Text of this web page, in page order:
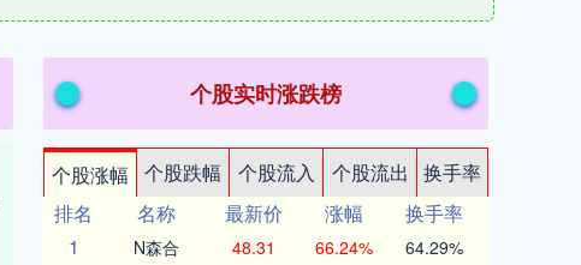
个股实时涨跌榜
个股涨幅 个股跌幅 个股流入 个股流出
换手率
排名
名称 最新价 涨幅
换手率
1
N森合 48.31 66.24% 64.29%